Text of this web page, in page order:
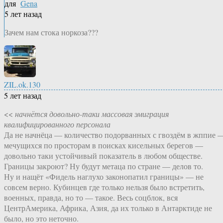
для Gena
5 лет назад
Зачем нам стока норкоза???
ZIL.ok.130
5 лет назад
<< начнётся довольно-таки массовая эмиграция
квалифицированного персонала
Да не начнёца — количество подорванных с гвоздём в жппие
мечущихся по просторам в поисках кисельных берегов —
довольно таки устойчивый показатель в любом обществе.
Границы закроют? Ну будут метаца по стране — делов то.
Ну и нащёт «Фидель наглухо законопатил границы» — не
совсем верно. Кубинцев где только нельзя было встретить,
военных, правда, но то — такое. Весь соцблок, вся
ЦентрАмерика, Африка, Азия, да их только в Антарктиде не
было, но это неточно.